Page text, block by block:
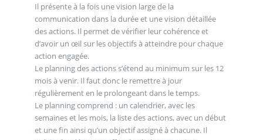
Il présente à la fois une vision large de la
communication dans la durée et une vision détaillée
des actions. Il permet de vérifier leur cohérence et
d’avoir un œil sur les objectifs à atteindre pour chaque
action engagée.
Le planning des actions s’étend au minimum sur les 12
mois à venir. Il faut donc le remettre à jour
régulièrement en le prolongeant dans le temps.
Le planning comprend : un calendrier, avec les
semaines et les mois, la liste des actions, avec un début
et une fin ainsi qu’un objectif assigné à chacune. Il